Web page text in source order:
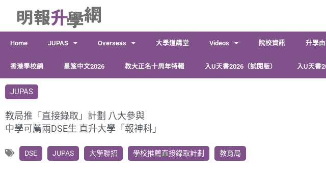
容
Home JUPAS Overseas 大學道講堂 Videos 院校資訊 升學
香港學校網 星笈中文2026 教大正名十周年特輯 入U天書2026（試閱版） 入U天書
JUPAS
教局推「直接錄取」計劃 八大參與
中學可薦兩DSE生 直升大學「報神科」
DSE JUPAS 大學聯招 學校推薦直接錄取計劃 教育局